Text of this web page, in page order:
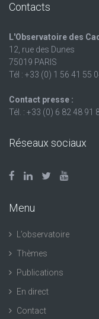
Contacts
L'Observatoire des
12, rue des Dunes
75019 PARIS
Tél : +33 (0) 1 56 41 55
Contact presse :
Tél. : +33 (0) 6 82 48 91
Réseaux sociaux
Menu
L’observatoire
Thèmes
Publications
En direct
Contact